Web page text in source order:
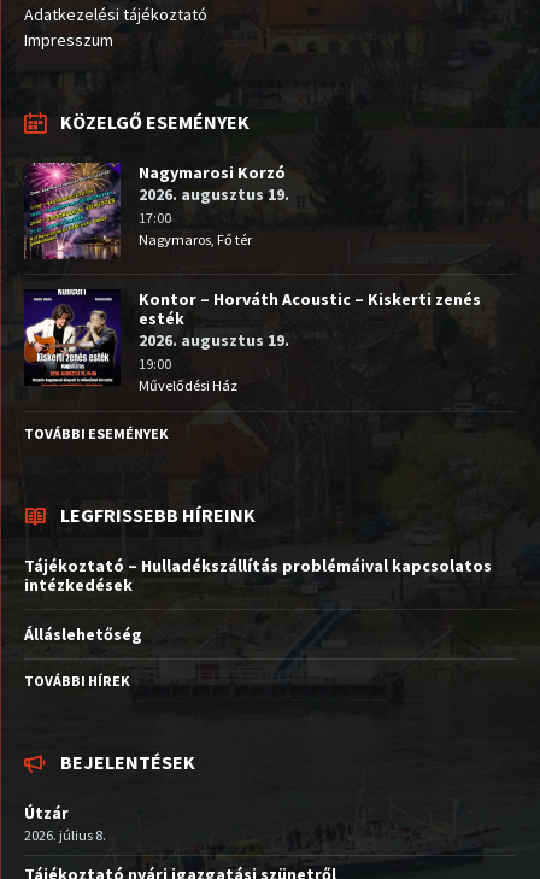
Adatkezelési tájékoztató
Impresszum
KÖZELGŐ ESEMÉNYEK
Nagymarosi Korzó
2026. augusztus 19.
17:00
Nagymaros, Fő tér
Kontor – Horváth Acoustic – Kiskerti zenés
esték
2026. augusztus 19.
19:00
Művelődési Ház
TOVÁBBI ESEMÉNYEK
LEGFRISSEBB HÍREINK
Tájékoztató – Hulladékszállítás problémáival kapcsolatos
intézkedések
Álláslehetőség
TOVÁBBI HÍREK
BEJELENTÉSEK
Útzár
2026. július 8.
Tájékoztató nyári igazgatási szünetről